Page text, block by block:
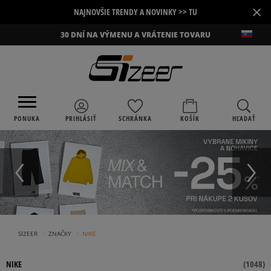
NAJNOVŠIE TRENDY A NOVINKY >> TU ×
30 DNÍ NA VÝMENU A VRÁTENIE TOVARU
PONUKA PRIHLÁSIŤ SCHRÁNKA KOŠÍK HĽADAŤ
SIZEER ZNAČKY NIKE
NIKE (1048)